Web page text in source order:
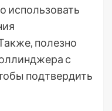
использовать
полезно
с
подтвердить